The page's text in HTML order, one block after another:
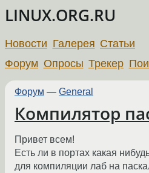
LINUX.ORG.RU
Новости Галерея Статьи
Форум Опросы Трекер
Форум — General
Компилятор
Привет всем!
Есть ли в портах какая
для компиляции лаб на